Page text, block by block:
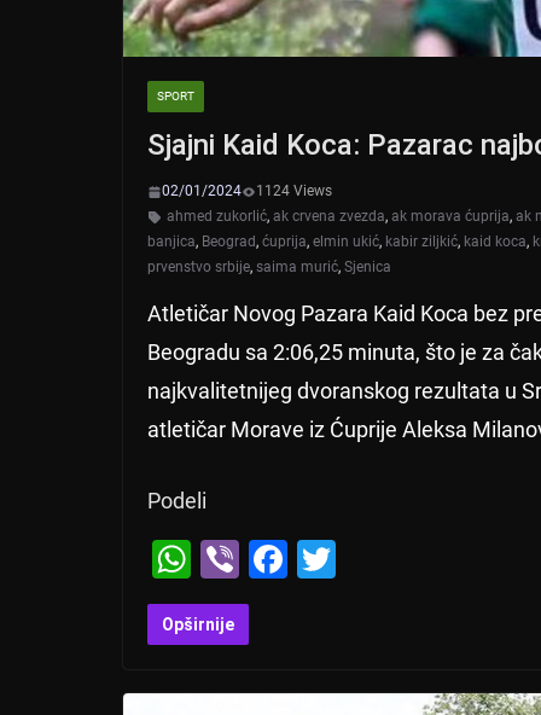
SPORT
Sjajni Kaid Koca: Pazarac
02/01/2024
1124 Views
ahmed zukorlić, ak crvena zvezda, ak morava ćuprija, ak
banjica, Beograd, ćuprija, elmin ukić, kabir ziljkić, kaid koca,
prvenstvo srbije, saima murić, Sjenica
Atletičar Novog Pazara Kaid Koca bez
Beogradu sa 2:06,25 minuta, što je za
najkvalitetnijeg dvoranskog rezultata u
atletičar Morave iz Ćuprije Aleksa
Podeli
W
h
at
Vi
b
er
F
Opširnije